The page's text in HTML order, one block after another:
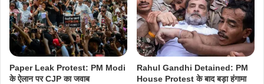
Paper Leak Protest: PM Modi
के ऐलान पर CJP का जवाब
Rahul Gandhi Detained: PM
House Protest के बाद बड़ा हंगामा